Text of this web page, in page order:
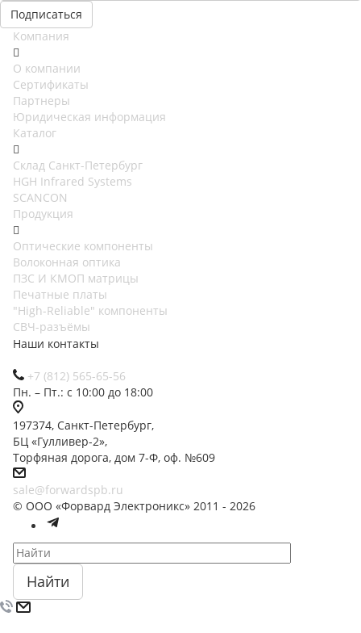
Компания
О компании
Сертификаты
Партнеры
Юридическая информация
Каталог
Cклад Санкт-Петербург
HGH Infrared Systems
SCANCON
Продукция
Оптические компоненты
Волоконная оптика
ПЗС И КМОП матрицы
Печатные платы
"High-Reliable" компоненты
СВЧ-разъёмы
Наши контакты
+7 (812) 565-65-56
Пн. – Пт.: с 10:00 до 18:00
197374, Санкт-Петербург,
БЦ «Гулливер-2»,
Торфяная дорога, дом 7-Ф, оф. №609
sale@forwardspb.ru
© ООО «Форвард Электроникс» 2011 - 2026
Найти